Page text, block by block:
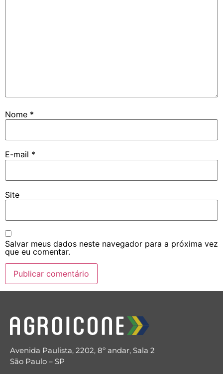
Nome *
E-mail *
Site
Salvar meus dados neste navegador para a próxima vez
que eu comentar.
Avenida Paulista, 2202, 8º andar, Sala 2
São Paulo – SP